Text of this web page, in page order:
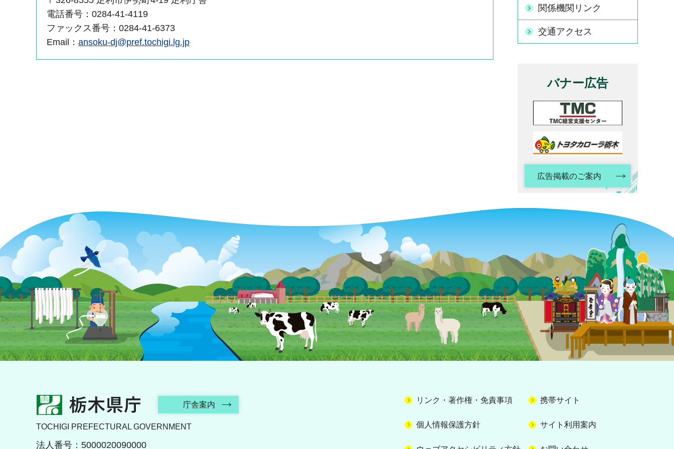
電話番号：0284-41-4119
ファックス番号：0284-41-6373
Email： ansoku-dj@pref.tochigi.lg.jp
関係機関リンク
交通アクセス
バナー広告
広告掲載のご案内
栃木県庁 庁舎案内
TOCHIGI PREFECTURAL GOVERNMENT
法人番号：5000020090000
リンク・著作権・免責事項 携帯サイト
個人情報保護方針 サイト利用案内